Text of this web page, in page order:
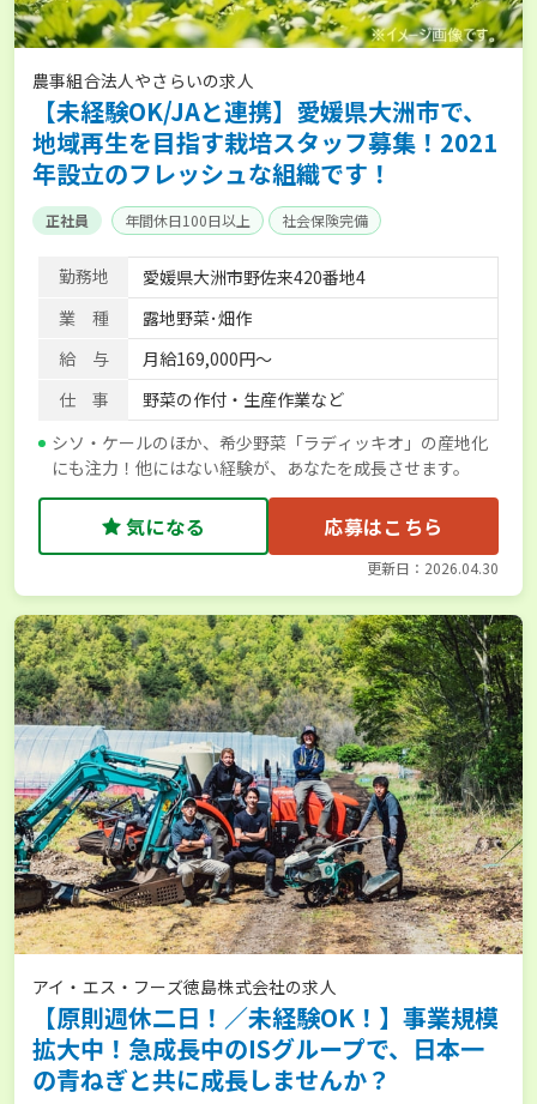
農事組合法人やさらいの求人
【未経験OK/JAと連携】愛媛県大洲市で、
地域再生を目指す栽培スタッフ募集！2021
年設立のフレッシュな組織です！
正社員 年間休日100日以上 社会保険完備
勤務地
愛媛県大洲市野佐来420番地4
業 種
露地野菜･畑作
給 与
月給169,000円～
仕 事
野菜の作付・生産作業など
シソ・ケールのほか、希少野菜「ラディッキオ」の産地化
にも注力！他にはない経験が、あなたを成長させます。
気になる 応募はこちら
更新日：2026.04.30
アイ・エス・フーズ徳島株式会社の求人
【原則週休二日！／未経験OK！】事業規模
拡大中！急成長中のISグループで、日本一
の青ねぎと共に成長しませんか？